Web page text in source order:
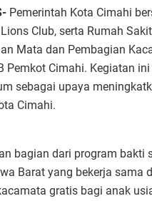
Pemerintah Kota Cimahi
Club, serta Rumah
Mata dan Pembagian
Pemkot Cimahi. Kegiatan
sebagai upaya
Cimahi.
bagian dari program bakti
Barat yang bekerja sama
gratis bagi anak